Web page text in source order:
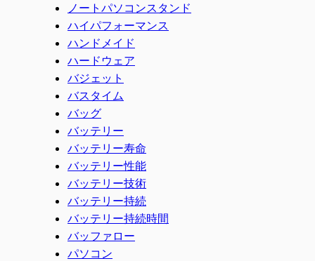
ノートパソコンスタンド
ハイパフォーマンス
ハンドメイド
ハードウェア
バジェット
バスタイム
バッグ
バッテリー
バッテリー寿命
バッテリー性能
バッテリー技術
バッテリー持続
バッテリー持続時間
バッファロー
パソコン